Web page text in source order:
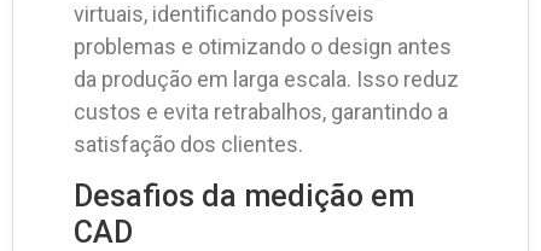
virtuais, identificando possíveis
problemas e otimizando o design antes
da produção em larga escala. Isso reduz
custos e evita retrabalhos, garantindo a
satisfação dos clientes.
Desafios da medição em
CAD